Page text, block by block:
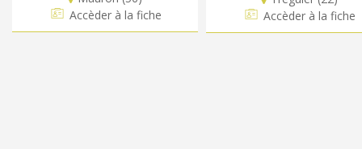
Accèder à la fiche
Accèder à la fiche